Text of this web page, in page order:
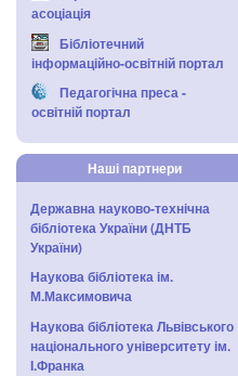
асоціація
Бібліотечний
інформаційно-освітній портал
Педагогічна преса -
освітній портал
Наші партнери
Державна науково-технічна
бібліотека України (ДНТБ
України)
Наукова бібліотека ім.
М.Максимовича
Наукова бібліотека Львівського
національного університету ім.
І.Франка